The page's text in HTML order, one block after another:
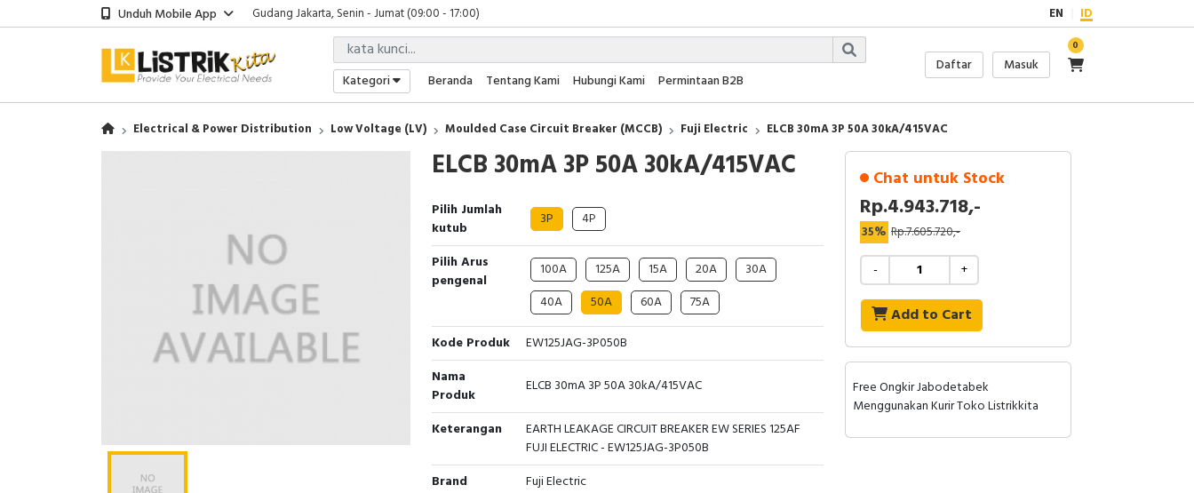
Unduh Mobile App
Gudang Jakarta, Senin - Jumat (09:00 - 17:00)
Showroom Bali, Senin - Jumat (09:00 - 17:00)
Kantor Jakarta, Senin - Jumat (08:00 - 17:00)
Gudang Jakarta, Senin - Jumat (09:00 - 17:00)
Showroom Bali, Senin - Jumat (09:00 - 17:00)
EN ID
Kategori Beranda Tentang Kami Hubungi Kami Permintaan B2B
Daftar Masuk
0
Electrical & Power Distribution Low Voltage (LV) Moulded Case Circuit Breaker (MCCB) Fuji Electric ELCB 30mA 3P 50A 30kA/415VAC
ELCB 30mA 3P 50A 30kA/415VAC
Pilih Jumlah
kutub
3P 4P
Pilih Arus
pengenal
100A 125A 15A 20A
30A
40A
50A 60A
75A
Kode Produk
EW125JAG-3P050B
Nama
Produk
ELCB 30mA 3P 50A 30kA/415VAC
Keterangan
EARTH LEAKAGE CIRCUIT BREAKER EW SERIES 125AF
FUJI ELECTRIC - EW125JAG-3P050B
Brand
Fuji Electric
Chat untuk Stock
Rp.4.943.718,-
35% Rp.7.605.720,-
- +
Add to Cart
Free Ongkir Jabodetabek
Menggunakan Kurir Toko Listrikkita